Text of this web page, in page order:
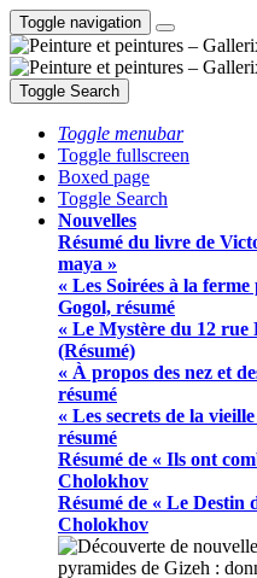
Toggle navigation
Toggle Search
Toggle menubar
Toggle fullscreen
Boxed page
Toggle Search
Nouvelles
Résumé du livre de
maya »
« Les Soirées à la
Gogol, résumé
« Le Mystère du 12
(Résumé)
« À propos des nez et
résumé
« Les secrets de la
résumé
Résumé de « Ils ont
Cholokhov
Résumé de « Le Destin
Cholokhov